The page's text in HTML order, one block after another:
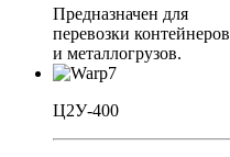
Предназначен для
перевозки контейнеров
и металлогрузов.
Ц2У-400